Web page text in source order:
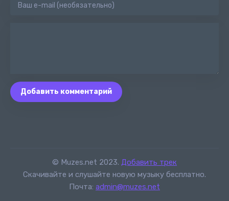
Добавить комментарий
© Muzes.net 2023. Добавить трек
Скачивайте и слушайте новую музыку бесплатно.
Почта: admin@muzes.net